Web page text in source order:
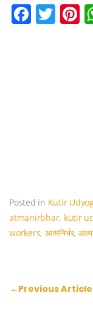
F T
Posted in Kutir
atmanirbhar, kutir
workers, आत्मनिर्भर,
Post
←Previous Article